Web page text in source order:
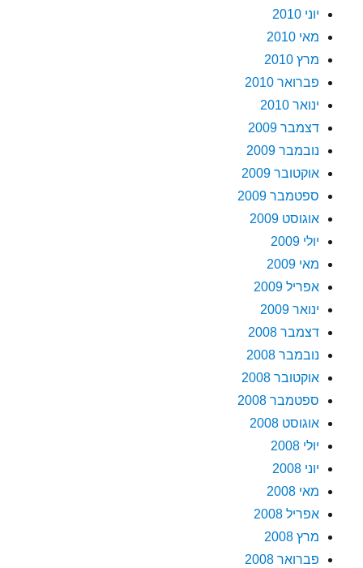
יוני 2010
מאי 2010
מרץ 2010
פברואר 2010
ינואר 2010
דצמבר 2009
נובמבר 2009
אוקטובר 2009
ספטמבר 2009
אוגוסט 2009
יולי 2009
מאי 2009
אפריל 2009
ינואר 2009
דצמבר 2008
נובמבר 2008
אוקטובר 2008
ספטמבר 2008
אוגוסט 2008
יולי 2008
יוני 2008
מאי 2008
אפריל 2008
מרץ 2008
פברואר 2008